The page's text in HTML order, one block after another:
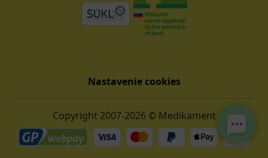
Nastavenie cookies
Copyright 2007-2026 © Medikament